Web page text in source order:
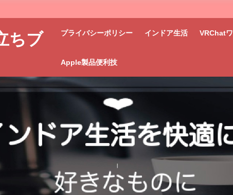
ちブ
プライバシーポリシー インドア生活 VRChat
Apple製品便利技